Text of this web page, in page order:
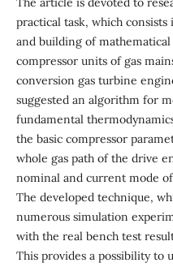
practical task, which
and building of
compressor units of gas
conversion gas turbine
suggested an algorithm for
fundamental
the basic compressor
whole gas path of the drive
nominal and current mode
The developed technique,
numerous simulation
with the real bench test
This provides a possibility to